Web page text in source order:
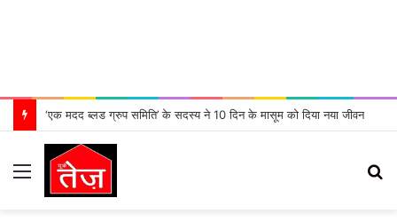
‘एक मदद ब्लड ग्रुप समिति’ के सदस्य ने 10 दिन के मासूम को दिया नया जीवन
Menu